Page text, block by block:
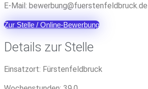
E-Mail: ed.kc
urbdl
efnet
sreuf
@gnub
reweb
Zur Stelle / Online-Bewerbung
Details zur Stelle
Einsatzort: Fürstenfeldbruck